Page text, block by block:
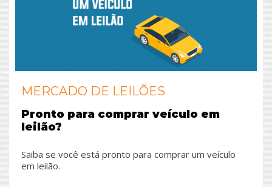
MERCADO DE LEILÕES
Pronto para comprar veículo em
leilão?
Saiba se você está pronto para comprar um veículo
em leilão.